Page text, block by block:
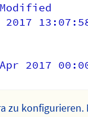
13:07:58
2017
zu konfigurieren.